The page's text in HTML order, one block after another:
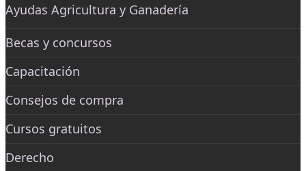
Ayudas Agricultura y Ganadería
Becas y concursos
Capacitación
Consejos de compra
Cursos gratuitos
Derecho